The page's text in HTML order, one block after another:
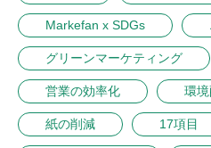
Markefan x SDGs
グリーンマーケティング
営業の効率化 環
紙の削減 17項目